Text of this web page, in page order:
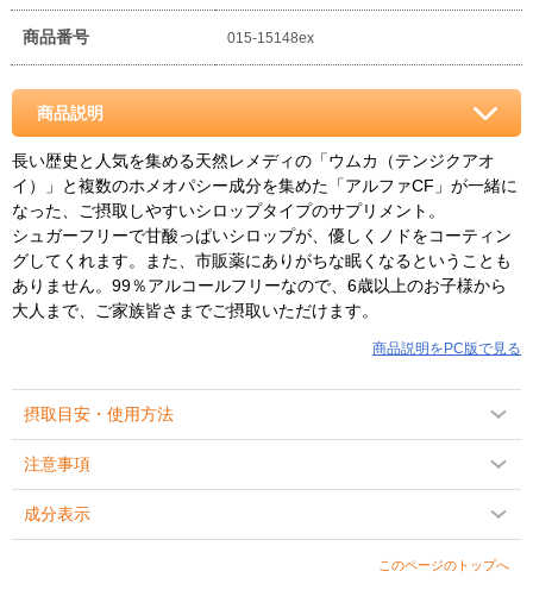
商品番号 015-15148ex
商品説明
長い歴史と人気を集める天然レメディの「ウムカ（テンジクアオ
イ）」と複数のホメオパシー成分を集めた「アルファCF」が一緒に
なった、ご摂取しやすいシロップタイプのサプリメント。
シュガーフリーで甘酸っぱいシロップが、優しくノドをコーティン
グしてくれます。また、市販薬にありがちな眠くなるということも
ありません。99％アルコールフリーなので、6歳以上のお子様から
大人まで、ご家族皆さまでご摂取いただけます。
商品説明をPC版で見る
摂取目安・使用方法
注意事項
成分表示
このページのトップへ